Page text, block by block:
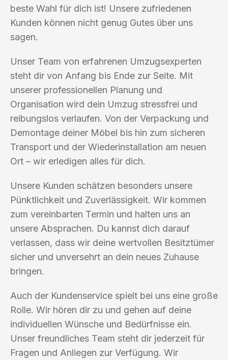
beste Wahl für dich ist! Unsere zufriedenen
Kunden können nicht genug Gutes über uns
sagen.
Unser Team von erfahrenen Umzugsexperten
steht dir von Anfang bis Ende zur Seite. Mit
unserer professionellen Planung und
Organisation wird dein Umzug stressfrei und
reibungslos verlaufen. Von der Verpackung und
Demontage deiner Möbel bis hin zum sicheren
Transport und der Wiederinstallation am neuen
Ort – wir erledigen alles für dich.
Unsere Kunden schätzen besonders unsere
Pünktlichkeit und Zuverlässigkeit. Wir kommen
zum vereinbarten Termin und halten uns an
unsere Absprachen. Du kannst dich darauf
verlassen, dass wir deine wertvollen Besitztümer
sicher und unversehrt an dein neues Zuhause
bringen.
Auch der Kundenservice spielt bei uns eine große
Rolle. Wir hören dir zu und gehen auf deine
individuellen Wünsche und Bedürfnisse ein.
Unser freundliches Team steht dir jederzeit für
Fragen und Anliegen zur Verfügung. Wir